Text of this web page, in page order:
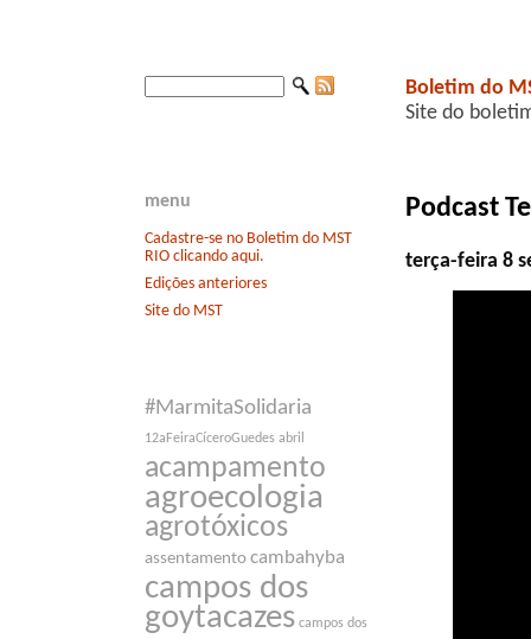
menu
Cadastre-se no Boletim do MST
RIO clicando aqui.
Edições anteriores
Site do MST
#MarmitaSolidaria
12aFeiraCíceroGuedes abril
acampamento
agroecologia
agrotóxicos
assentamento cambahyba
campos dos
goytacazes campos dos
Boletim do
Site do
Podcast
terça-feira 8